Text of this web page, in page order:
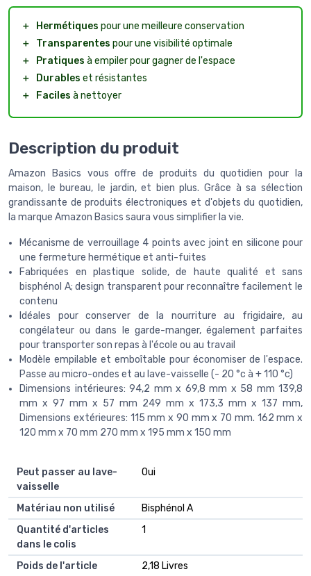
＋ Hermétiques pour une meilleure conservation
＋
Transparentes pour une visibilité optimale
＋
Pratiques à empiler pour gagner de l'espace
＋
Durables et résistantes
＋
Faciles à nettoyer
Description du produit
Amazon Basics vous offre de produits du quotidien pour la
maison, le bureau, le jardin, et bien plus. Grâce à sa sélection
grandissante de produits électroniques et d'objets du quotidien,
la marque Amazon Basics saura vous simplifier la vie.
Mécanisme de verrouillage 4 points avec joint en silicone pour
une fermeture hermétique et anti-fuites
Fabriquées en plastique solide, de haute qualité et sans
bisphénol A; design transparent pour reconnaître facilement le
contenu
Idéales pour conserver de la nourriture au frigidaire, au
congélateur ou dans le garde-manger, également parfaites
pour transporter son repas à l'école ou au travail
Modèle empilable et emboîtable pour économiser de l'espace.
Passe au micro-ondes et au lave-vaisselle (- 20 °c à + 110 °c)
Dimensions intérieures: 94,2 mm x 69,8 mm x 58 mm 139,8
mm x 97 mm x 57 mm 249 mm x 173,3 mm x 137 mm,
Dimensions extérieures: 115 mm x 90 mm x 70 mm. 162 mm x
120 mm x 70 mm 270 mm x 195 mm x 150 mm
Peut passer au lave-
vaisselle
‎Oui
Matériau non utilisé
‎Bisphénol A
Quantité d'articles
dans le colis
‎1
Poids de l'article ‎2,18 Livres